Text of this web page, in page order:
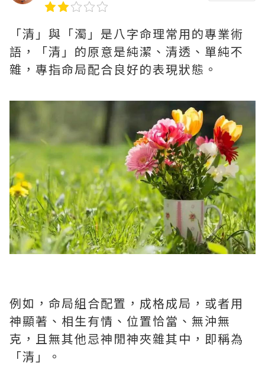
「清」與「濁」是八字命理常用的專業術
語，「清」的原意是純潔、清透、單純不
雜，專指命局配合良好的表現狀態。
例如，命局組合配置，成格成局，或者用
神顯著、相生有情、位置恰當、無沖無
克，且無其他忌神閒神夾雜其中，即稱為
「清」。